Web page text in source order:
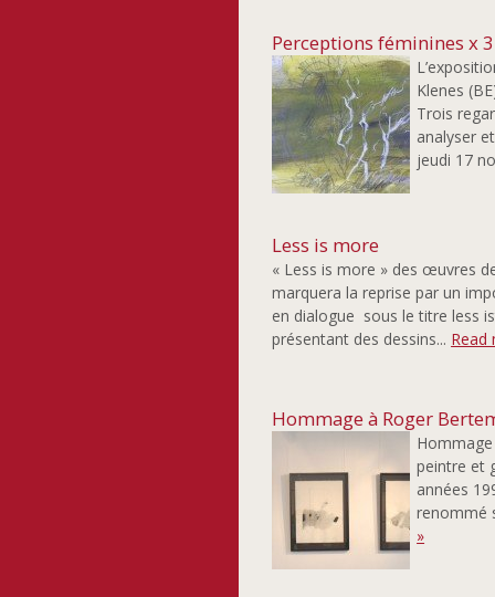
Perceptions féminines x 3
Klenes
Trois
analyser
jeudi 17
Less is more
« Less is more » des œuvres
marquera la reprise par un
en dialogue sous le titre less
présentant des dessins... Read
Hommage à Roger
peintre et
années
renommé
»